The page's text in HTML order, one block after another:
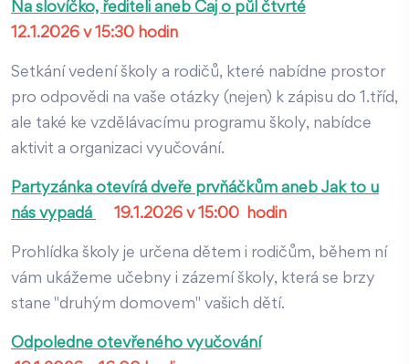
Na slovíčko, řediteli aneb Čaj o půl čtvrté
12.1.2026 v 15:30 hodin
Setkání vedení školy a rodičů, které nabídne prostor
pro odpovědi na vaše otázky (nejen) k zápisu do 1.tříd,
ale také ke vzdělávacímu programu školy, nabídce
aktivit a organizaci vyučování.
Partyzánka otevírá dveře prvňáčkům aneb Jak to u
nás vypadá
19.1.2026 v 15:00 hodin
Prohlídka školy je určena dětem i rodičům, během ní
vám ukážeme učebny i zázemí školy, která se brzy
stane "druhým domovem" vašich dětí.
Odpoledne otevřeného vyučování